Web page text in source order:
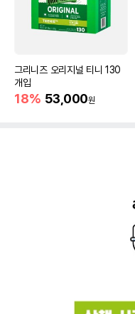
그리니즈 오리지널 티니 130
개입
18% 53,000원